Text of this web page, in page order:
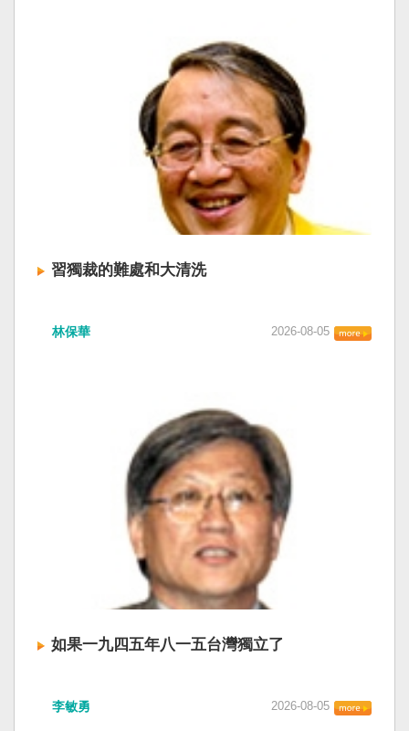
統賴清德昨日於凱達格蘭論壇致詞表示，中國的
「民促法」不僅侵害台灣主權，更透過跨國鎮
壓，對世界各國人民進行政治審查、製造寒蟬效
應，是國際社會應該團結反制的惡法；台灣不會
接受統戰滲透和紅色恐怖、不會坐視中國將壓迫
黑手伸進台灣，或任何自由國家與地區。 不會坐
視北京黑手伸進台灣 賴清德指出，中國上個月不
顧國際反對，實施「民族團結進步促進法」，
「對中政策跨國議會聯盟」（IPAC）隨即發表聲
明，譴責嚴重違反基本人權。他感謝IPAC日本共
同主席中谷元、IPAC執行主任裴倫德昨以行動再
次彰顯這份聲明的立場，很榮幸代表台灣人民接
受IPAC的聲明，台灣會給予堅定的支持，共同捍
更透過跨國鎮壓手段，對世界各國人民進行政治
紅色恐怖正在世界各地蔓延，今年論壇主題聚焦
討論全球的民主韌性、灰帶侵擾的因應聯防，以
及非紅供應鏈的重塑，更加反映出台灣在國際社
會中的角色定位，以及期許台灣能承擔的國際責
任。 賴清德表示，當今台灣的民主成就受到國際
的肯定，面對中國「民促法」的威脅，台灣不會
接受統戰滲透和紅色恐怖、不會坐視中國將壓迫
黑手伸進台灣，或任何自由國家與地區。 賴清德
強調，台灣會以行動積極響應，落實「集體防
禦、責任分擔」，並將持續提升國防力量、強化
量，確保印太區域的和平穩定；台灣也將善用
韌性，讓彼此的國家更安全更繁榮。 最後，賴清
習獨裁的難處和大清洗
中全會。本來以為在七月上海的AI全球大會以
「適應不同群體消費需求擴大優質供給」。顯然
七月中國官方的經濟數字，製造業採購經理人指
數PMI，由六月的五十．三％大幅滑落至四十九．
二％，不僅低於預估的五十．一％，更一舉跌破
五十％榮枯線，加上非製造業和綜合PMI產出指數
三大核心指標同步跌穿榮枯線，習近平的梭哈
（孤注一擲）失敗，在會議文件上不得不兩處承
認「困難」。 一處是「有效應對各種外部衝擊和
內部困難」，後面提及「要高度重視經濟運行中
的困難挑戰」。其後各段落所說的例如公平競
企業帳款拖欠問題」，更暴露企業之間拖欠已經
到「兜牢基層『三保』底線」和「抓好『一老一
林保華 2026-08-05
如果一九四五年八一五台灣獨立了
的歷史就不會有中國國民黨，也不會捲入迄今仍
李敏勇 2026-08-05